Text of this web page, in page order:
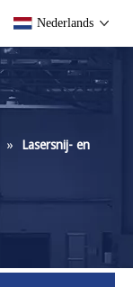
Nederlands
»
Lasersnij- en